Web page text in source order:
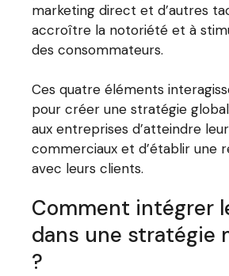
marketing direct et d’autres
accroître la notoriété et à
des consommateurs.
Ces quatre éléments
pour créer une stratégie
aux entreprises d’atteindre
commerciaux et d’établir une
avec leurs clients.
Comment intégrer
dans une stratégie
?